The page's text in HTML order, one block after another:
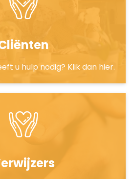
u hulp nodig? Klik dan hier.